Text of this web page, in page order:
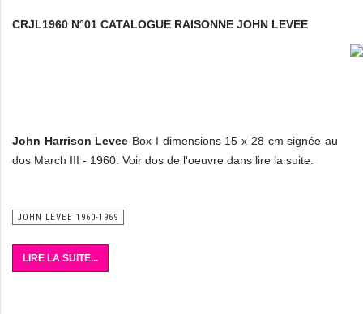
CRJL1960 N°01 CATALOGUE RAISONNE JOHN LEVEE
John Harrison Levee Box I dimensions 15 x 28 cm signée au
dos March III - 1960. Voir dos de l'oeuvre dans lire la suite.
JOHN LEVEE 1960-1969
LIRE LA SUITE...